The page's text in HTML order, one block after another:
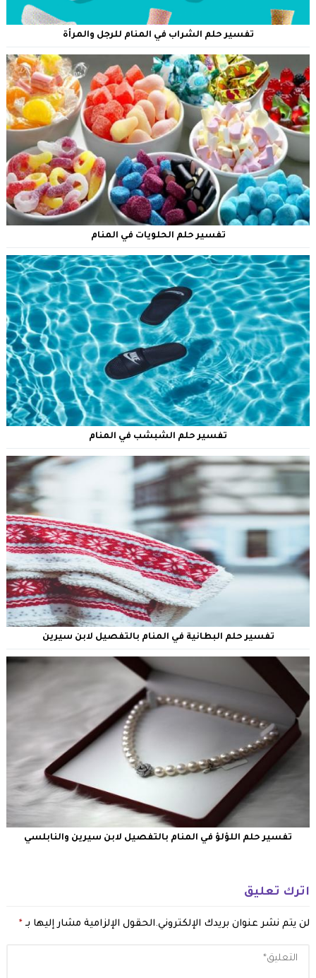
تفسير حلم الشراب في المنام للرجل والمرأة
تفسير حلم الحلويات في المنام
تفسير حلم الشبشب في المنام
تفسير حلم البطانية في المنام بالتفصيل لابن سيرين
تفسير حلم اللؤلؤ في المنام بالتفصيل لابن سيرين والنابلسي
اترك تعليق
لن يتم نشر عنوان بريدك الإلكتروني.الحقول الإلزامية مشار إليها بـ *